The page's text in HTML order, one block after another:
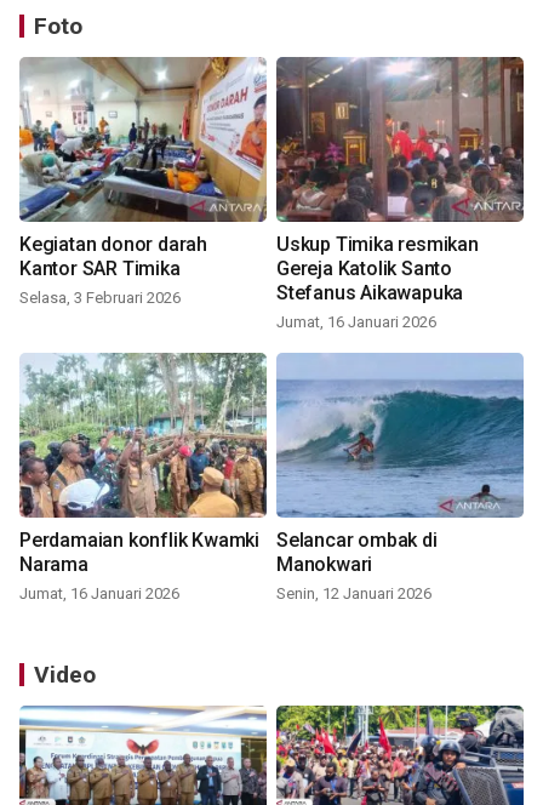
Foto
Kegiatan donor darah
Kantor SAR Timika
Selasa, 3 Februari 2026
Uskup Timika resmikan
Gereja Katolik Santo
Stefanus Aikawapuka
Jumat, 16 Januari 2026
Perdamaian konflik Kwamki
Narama
Jumat, 16 Januari 2026
Selancar ombak di
Manokwari
Senin, 12 Januari 2026
Video